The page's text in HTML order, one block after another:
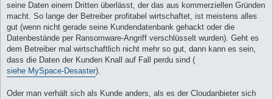
seine Daten einem Dritten überlässt, der das aus kommerziellen Gründen
macht. So lange der Betreiber profitabel wirtschaftet, ist meistens alles
gut (wenn nicht gerade seine Kundendatenbank gehackt oder die
Datenbestände per Ransomware-Angriff verschlüsselt wurden). Geht es
dem Betreiber mal wirtschaftlich nicht mehr so gut, dann kann es sein,
dass die Daten der Kunden Knall auf Fall perdu sind (
siehe MySpace-Desaster).
Oder man verhält sich als Kunde anders, als es der Cloudanbieter sich